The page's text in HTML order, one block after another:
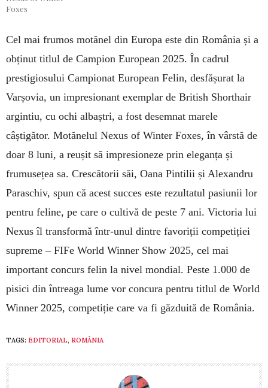
Foxes
Cel mai frumos motănel din Europa este din România și a
obținut titlul de Campion European 2025. În cadrul
prestigiosului Campionat European Felin, desfășurat la
Varșovia, un impresionant exemplar de British Shorthair
argintiu, cu ochi albaștri, a fost de­semnat marele
câștigător. Motănelul Nexus of Winter Foxes, în vârstă de
doar 8 luni, a reușit să impresioneze prin eleganța și
frumusețea sa. Crescătorii săi, Oana Pintilii și Alexandru
Paraschiv, spun că acest succes este rezultatul pasiunii lor
pentru feline, pe care o cultivă de peste 7 ani. Victoria lui
Nexus îl transformă într-unul dintre favoriții competiției
supreme – FIFe World Winner Show 2025, cel mai
important concurs felin la nivel mondial. Peste 1.000 de
pisici din întreaga lume vor concura pentru titlul de World
Winner 2025, competiție care va fi găzduită de România.
TAGS: EDITORIAL, ROMÂNIA